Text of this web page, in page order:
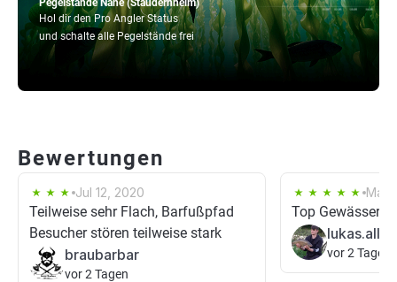
Pegelstände Nahe (Staudernheim)
Hol dir den Pro Angler Status
und schalte alle Pegelstände frei
Bewertungen
Jul 12, 2020
Teilweise sehr Flach, Barfußpfad
Besucher stören teilweise stark
braubarbar
vor 2 Tagen
May
Top Gewässer
vor 2 Tagen